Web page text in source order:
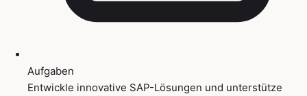
Aufgaben
Entwickle innovative SAP-Lösungen und unterstütze